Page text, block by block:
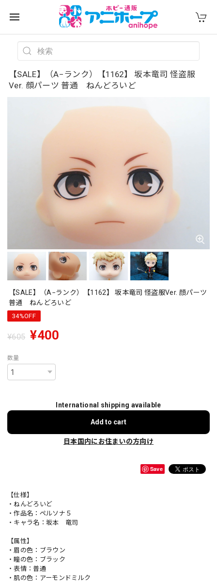
【SALE】（A−ランク）【1162】 坂本竜司 怪盗服
Ver. 顔パーツ 普通 ねんどろいど
【SALE】（A−ランク）【1162】 坂本竜司 怪盗服Ver. 顔パーツ
普通 ねんどろいど
34%OFF
¥605 ¥400
数量
International shipping available
Add to cart
日本国内にお住まいの方向け
Save
【仕様】
・ねんどろいど
・作品名：ペルソナ５
・キャラ名：坂本 竜司
【属性】
・眉の色：ブラウン
・瞳の色：ブラック
・表情：普通
・肌の色：アーモンドミルク